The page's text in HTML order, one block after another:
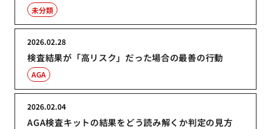
未分類
検査結果が「高リスク」だった場合の最善の行動
2026.02.28
AGA
AGA検査キットの結果をどう読み解くか判定の見方
2026.02.04